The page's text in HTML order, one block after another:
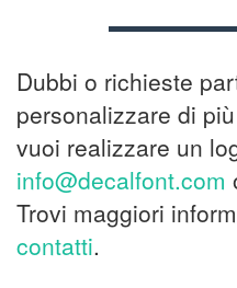
Dubbi o richieste
personalizzare di
vuoi realizzare un
info@decalfont.com
Trovi maggiori
contatti.